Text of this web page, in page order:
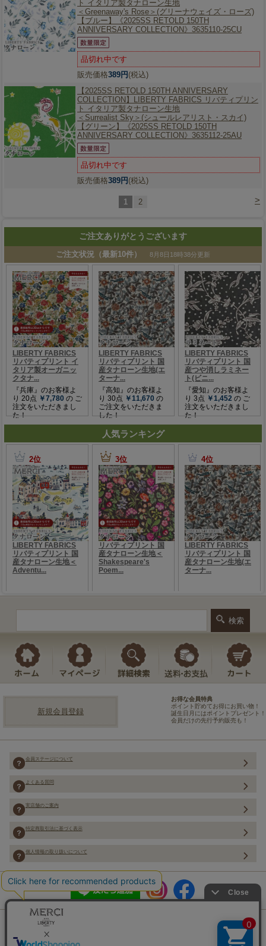
ト イタリア製タナローン生地
＜Greenaway's Rose＞(グリーナウェイズ・ローズ)
【ブルー】《2025SS RETOLD 150TH
ANNIVERSARY COLLECTION》3635110-25CU
品切れ中です
販売価格389円 (税込)
【2025SS RETOLD 150TH ANNIVERSARY
COLLECTION】
LIBERTY FABRICS リバティプリン
ト イタリア製タナローン生地
＜Surrealist Sky＞(シュールレアリスト・スカイ)
【グリーン】《2025SS RETOLD 150TH
ANNIVERSARY COLLECTION》3635112-25AU
品切れ中です
販売価格389円 (税込)
>
1 2
ご注文ありがとうございます
人気ランキング
新規会員登録
お得な会員特典
ポイント貯めてお得にお買い物！
誕生日月にはポイントプレゼント！
会員だけの先行予約販売も！
会員ステージについて
よくある質問
実店舗のご案内
特定商取引法に基づく表示
個人情報の取り扱いについて